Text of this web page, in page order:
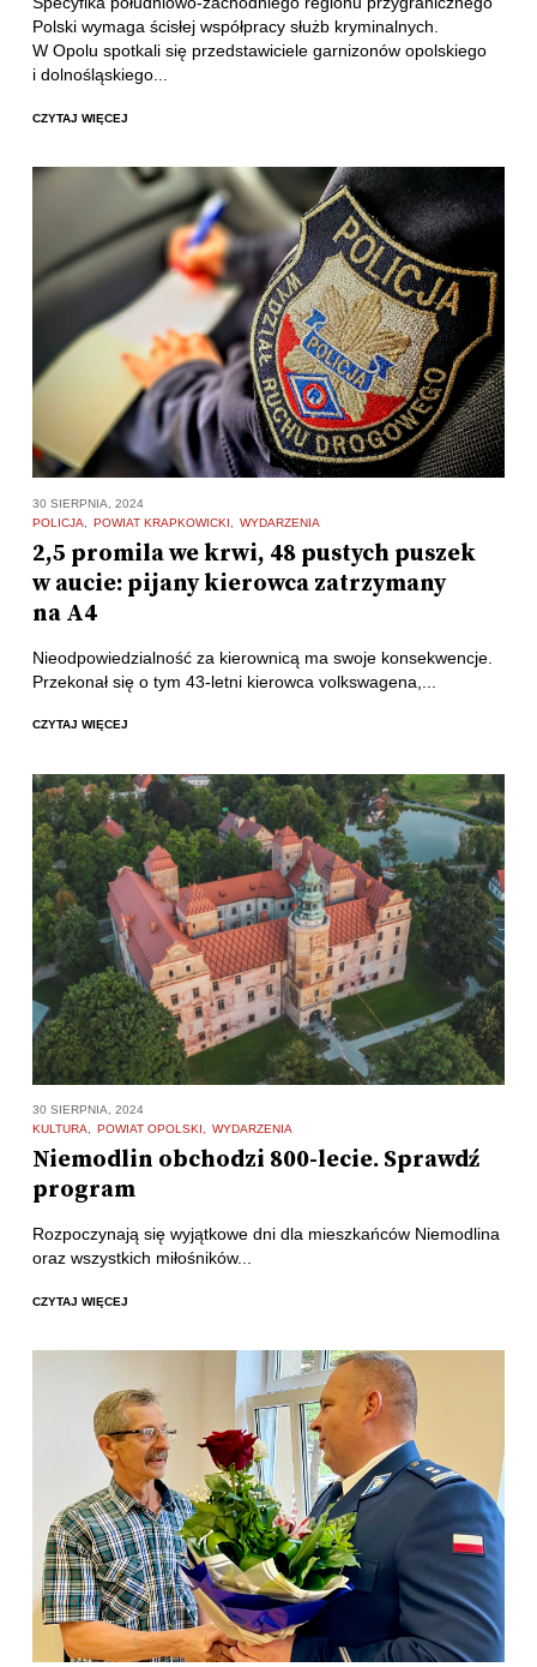
Polski wymaga ścisłej współpracy służb kryminalnych.
W Opolu spotkali się przedstawiciele garnizonów opolskiego
i dolnośląskiego...
CZYTAJ WIĘCEJ
30 SIERPNIA, 2024
POLICJA
POWIAT KRAPKOWICKI WYDARZENIA
2,5 promila we krwi, 48 pustych puszek
w aucie: pijany kierowca zatrzymany
na A4
Nieodpowiedzialność za kierownicą ma swoje konsekwencje.
Przekonał się o tym 43-letni kierowca volkswagena,...
CZYTAJ WIĘCEJ
30 SIERPNIA, 2024
KULTURA
POWIAT OPOLSKI WYDARZENIA
Niemodlin obchodzi 800-lecie. Sprawdź
program
Rozpoczynają się wyjątkowe dni dla mieszkańców Niemodlina
oraz wszystkich miłośników...
CZYTAJ WIĘCEJ